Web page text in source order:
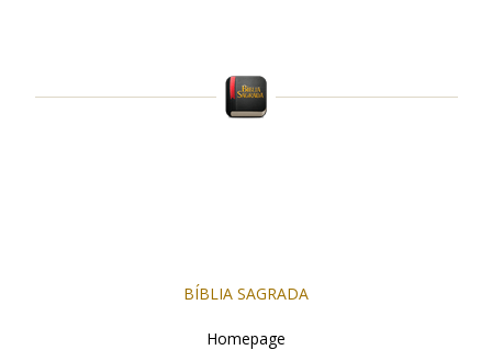
BÍBLIA SAGRADA
Homepage